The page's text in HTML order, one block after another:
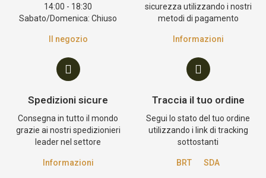
14:00 - 18:30
Sabato/Domenica: Chiuso
Il negozio
sicurezza utilizzando i nostri
metodi di pagamento
Informazioni
Spedizioni sicure
Consegna in tutto il mondo
grazie ai nostri spedizionieri
leader nel settore
Informazioni
Traccia il tuo ordine
Segui lo stato del tuo ordine
utilizzando i link di tracking
sottostanti
BRT SDA